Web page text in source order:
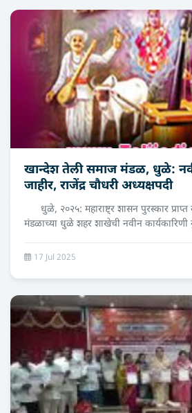
खान्देश तेली समाज मंडळ, धुळे:
जाहीर, राजेंद्र चौधरी अध्यक्षपदी
धुळे, २०२५: महाराष्ट्र शासन पुरस्कार
मंडळाच्या धुळे शहर शाखेची नवीन
17 Jul 2025